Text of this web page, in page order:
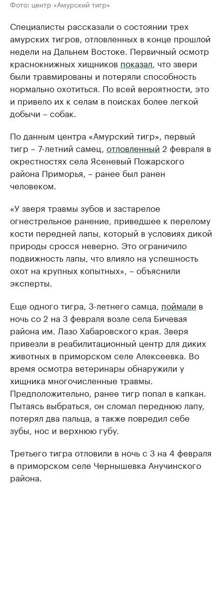
Фото: центр «Амурский тигр»
Специалисты рассказали о состоянии трех
амурских тигров, отловленных в конце прошлой
недели на Дальнем Востоке. Первичный осмотр
краснокнижных хищников показал , что звери
были травмированы и потеряли способность
нормально охотиться. По всей вероятности, это
и привело их к селам в поисках более легкой
добычи – собак.
По данным центра «Амурский тигр», первый
тигр – 7-летний самец, отловленный 2 февраля в
окрестностях села Ясеневый Пожарского
района Приморья, – ранее был ранен
человеком.
«У зверя травмы зубов и застарелое
огнестрельное ранение, приведшее к перелому
кости передней лапы, который в условиях дикой
природы сросся неверно. Это ограничило
подвижность лапы, что влияло на успешность
охот на крупных копытных», – объяснили
эксперты.
Еще одного тигра, 3-летнего самца, поймали в
ночь со 2 на 3 февраля возле села Бичевая
района им. Лазо Хабаровского края. Зверя
привезли в реабилитационный центр для диких
животных в приморском селе Алексеевка. Во
время осмотра ветеринары обнаружили у
хищника многочисленные травмы.
Предположительно, ранее тигр попал в капкан.
Пытаясь выбраться, он сломал переднюю лапу,
потерял два пальца, а также повредил себе
зубы, нос и верхнюю губу.
Третьего тигра отловили в ночь с 3 на 4 февраля
в приморском селе Чернышевка Анучинского
района.